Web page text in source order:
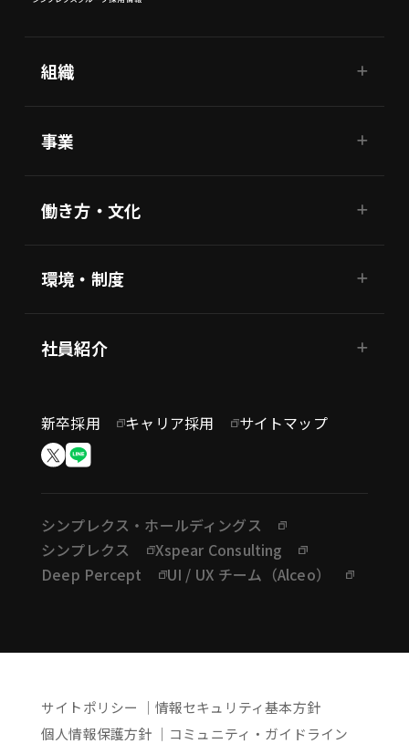
組織
事業
働き方・文化
環境・制度
社員紹介
新卒採用 キャリア採用 サイトマップ
シンプレクス・ホールディングス
シンプレクス
Xspear Consulting
Deep Percept
UI / UX チーム（Alceo）
サイトポリシー
情報セキュリティ基本方針
個人情報保護方針
コミュニティ・ガイドライン